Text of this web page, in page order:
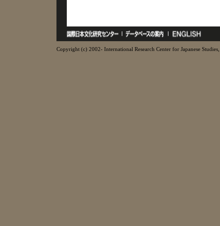
Copyright (c) 2002- International Research Center for Japanese